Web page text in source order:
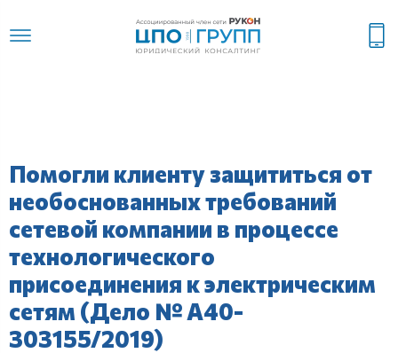
Помогли клиенту защититься от
необоснованных требований
сетевой компании в процессе
технологического
присоединения к электрическим
сетям (Дело № А40-
303155/2019)